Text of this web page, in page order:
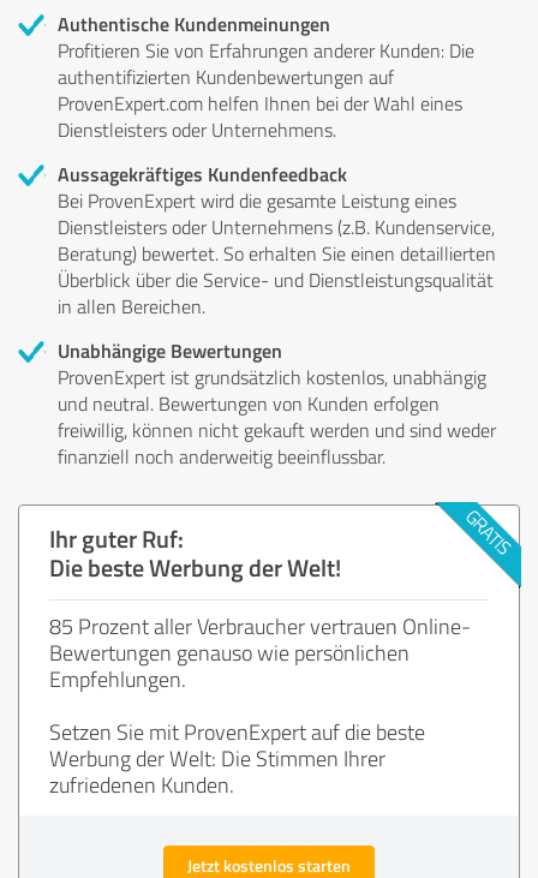
Authentische Kundenmeinungen
Profitieren Sie von Erfahrungen anderer Kunden: Die
authentifizierten Kundenbewertungen auf
ProvenExpert.com helfen Ihnen bei der Wahl eines
Dienstleisters oder Unternehmens.
Aussagekräftiges Kundenfeedback
Bei ProvenExpert wird die gesamte Leistung eines
Dienstleisters oder Unternehmens (z.B. Kundenservice,
Beratung) bewertet. So erhalten Sie einen detaillierten
Überblick über die Service- und Dienstleistungsqualität
in allen Bereichen.
Unabhängige Bewertungen
ProvenExpert ist grundsätzlich kostenlos, unabhängig
und neutral. Bewertungen von Kunden erfolgen
freiwillig, können nicht gekauft werden und sind weder
finanziell noch anderweitig beeinflussbar.
Ihr guter Ruf:
Die beste Werbung der Welt!
85 Prozent aller Verbraucher vertrauen Online-
Bewertungen genauso wie persönlichen
Empfehlungen.
Setzen Sie mit ProvenExpert auf die beste
Werbung der Welt: Die Stimmen Ihrer
zufriedenen Kunden.
Jetzt kostenlos starten